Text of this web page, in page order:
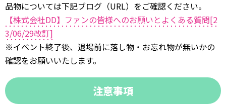
品物については下記ブログ（URL）をご確認ください。
【株式会社DD】ファンの皆様へのお願いとよくある質問[2
3/06/29改訂]
※イベント終了後、退場前に落し物・お忘れ物が無いかの
確認をお願いいたします。
注意事項